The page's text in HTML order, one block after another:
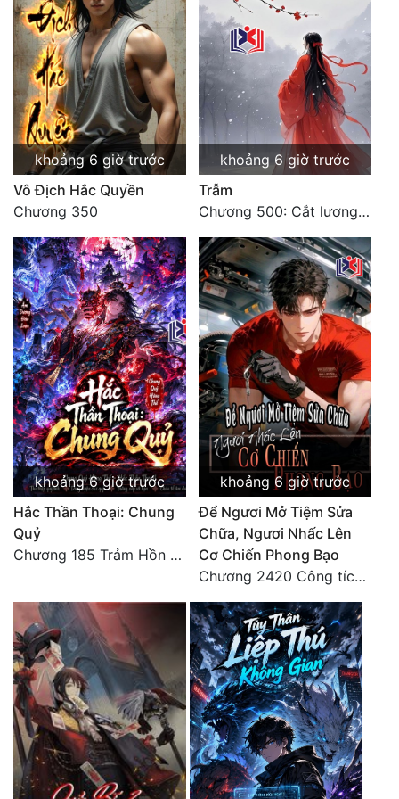
Quân Sự
Sảng Văn
Sắc
Sủng
Thanh Xuân
Tiên Hiệp
Tiểu Thuyết
Trinh Thám
Triều Đấu
Trùng Sinh
Trọng Sinh
Tu Chân
Tu Tiên
Tội Phạm
Vô Địch
Võ Hiệp
Xuyên Không
Xuyên Nhanh
Xuyên Sách
Xuyên Thư
Điền Văn
khoảng 6 giờ trước
Vô Địch Hắc Quyền
Chương 350
khoảng 6 giờ trước
Trẫm
Chương 500: Cắt lương thực là có thể thu hồi Macao (1)
khoảng 6 giờ trước
Hắc Thần Thoại: Chung
Quỷ
Chương 185 Trảm Hồn Đao Cơ Trương Ngưng Dao
khoảng 6 giờ trước
Để Ngươi Mở Tiệm Sửa
Chữa, Ngươi Nhấc Lên
Cơ Chiến Phong Bạo
Chương 2420 Công tích vĩ đại!! Cơ Tu Chi Thần?!